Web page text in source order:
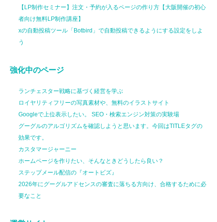
【LP制作セミナー】注文・予約が入るページの作り方【大阪開催の初心
者向け無料LP制作講座】
xの自動投稿ツール「Botbird」で自動投稿できるようにする設定をしよ
う
強化中のページ
ランチェスター戦略に基づく経営を学ぶ
ロイヤリティフリーの写真素材や、無料のイラストサイト
Googleで上位表示したい。 SEO・検索エンジン対策の実験場
グーグルのアルゴリズムを確認しようと思います。今回はTITLEタグの
効果です。
カスタマージャーニー
ホームページを作りたい、そんなときどうしたら良い？
ステップメール配信の『オートビズ』
2026年にグーグルアドセンスの審査に落ちる方向け、合格するために必
要なこと